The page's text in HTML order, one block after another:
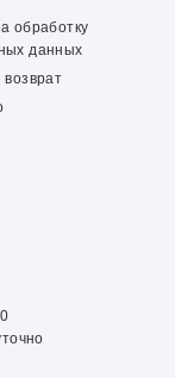
обработку
данных
возврат